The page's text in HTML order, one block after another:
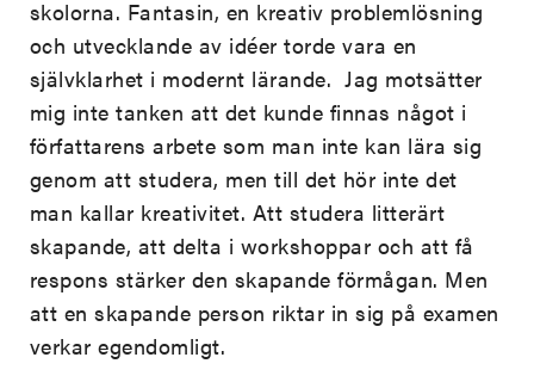
skolorna. Fantasin, en kreativ problemlösning
och utvecklande av idéer torde vara en
självklarhet i modernt lärande. Jag motsätter
mig inte tanken att det kunde finnas något i
författarens arbete som man inte kan lära sig
genom att studera, men till det hör inte det
man kallar kreativitet. Att studera litterärt
skapande, att delta i workshoppar och att få
respons stärker den skapande förmågan. Men
att en skapande person riktar in sig på examen
verkar egendomligt.